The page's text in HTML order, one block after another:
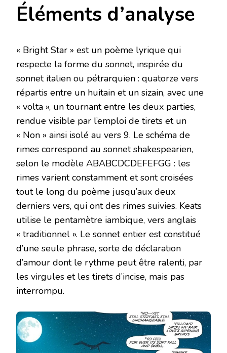
Éléments d’analyse
« Bright Star » est un poème lyrique qui
respecte la forme du sonnet, inspirée du
sonnet italien ou pétrarquien : quatorze vers
répartis entre un huitain et un sizain, avec une
« volta », un tournant entre les deux parties,
rendue visible par l’emploi de tirets et un
« Non » ainsi isolé au vers 9. Le schéma de
rimes correspond au sonnet shakespearien,
selon le modèle ABABCDCDEFEFGG : les
rimes varient constamment et sont croisées
tout le long du poème jusqu’aux deux
derniers vers, qui ont des rimes suivies. Keats
utilise le pentamètre iambique, vers anglais
« traditionnel ». Le sonnet entier est constitué
d’une seule phrase, sorte de déclaration
d’amour dont le rythme peut être ralenti, par
les virgules et les tirets d’incise, mais pas
interrompu.